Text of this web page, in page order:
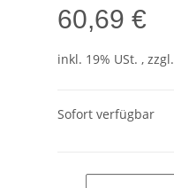
60,69 €
inkl. 19% USt. , zzgl.
Sofort verfügbar